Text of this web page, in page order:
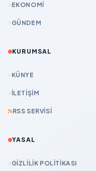
EKONOMİ
GÜNDEM
KURUMSAL
KÜNYE
İLETIŞIM
RSS SERVISI
YASAL
GIZLILIK POLITIKASI